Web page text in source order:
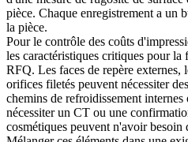
pièce. Chaque enregistrement a un
la pièce.
Pour le contrôle des coûts
les caractéristiques critiques pour
RFQ. Les faces de repère externes,
orifices filetés peuvent nécessiter
chemins de refroidissement
nécessiter un CT ou une
cosmétiques peuvent n'avoir besoin